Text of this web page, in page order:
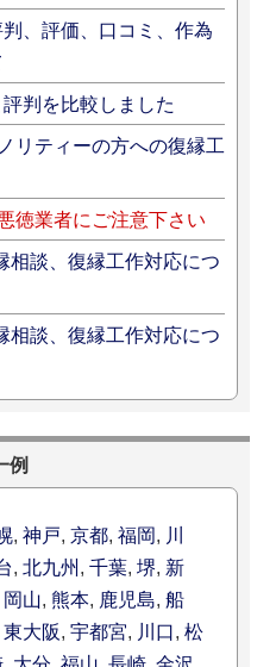
、評価、口コミ、作為
判を比較しました
リティーの方への復縁工
徳業者にご注意下さい
相談、復縁工作対応につ
相談、復縁工作対応につ
例
, 神戸, 京都, 福岡, 川
, 北九州 , 千葉, 堺, 新
岡山, 熊本, 鹿児島, 船
東大阪, 宇都宮, 川口, 松